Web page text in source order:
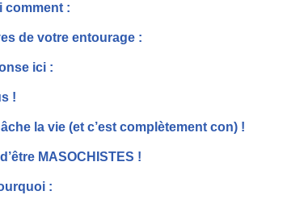
comment :
de votre entourage :
ici :
!
la vie (et c’est complètement con) !
MASOCHISTES !
: